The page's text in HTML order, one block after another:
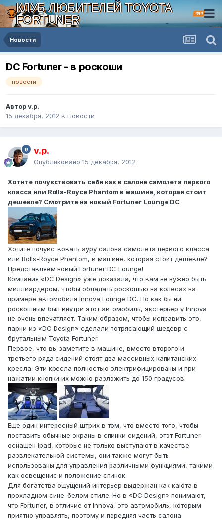
КЛУБ ЛЮБИТЕЛЕЙ TOYOTA
FORTUNER
4X4
Новости
DC Fortuner - в роскоши
новости
Автор v.p.
15 декабря, 2012 в Новости
v.p.
Опубликовано 15 декабря, 2012
Хотите почувствовать себя как в салоне самолета первого
класса или Rolls-Royce Phantom в машине, которая стоит
дешевле? Смотрите на новый Fortuner Lounge DC
Хотите почувствовать ауру салона самолета первого класса
или Rolls-Royce Phantom, в машине, которая стоит дешевле?
Представляем новый Fortuner DC Lounge!
Компания «DC Design» уже доказала, что вам не нужно быть
миллиардером, чтобы обладать роскошью на колесах на
примере автомобиля Innova Lounge DC. Но как бы ни
роскошным был внутри этот автомобиль, экстерьер у Innova
не очень впечатляет. Таким образом, чтобы исправить это,
парни из «DC Design» сделали потрясающий шедевр с
брутальным Toyota Fortuner.
Первое, что вы заметите в машине, вместо второго и
третьего ряда сидений стоят два массивных капитанских
кресла. Эти кресла полностью электрифицированы и при
нажатии кнопки их можно разложить до 150 градусов.
Еще один интересный штрих в том, что вместо того, чтобы
поставить обычные экраны в спинки сидений, этот Fortuner
оснащен Ipad, которые не только выступают в качестве
развлекательной системы, они также могут быть
использованы для управления различными функциями, такими
как освещение и положение спинок.
Для богатства ощущений интерьер выдержан как каюта в
прохладном сине-белом стиле. Но в «DC Design» понимают,
что Fortuner, в отличие от Innova, это автомобиль, которым
приятно управлять, поэтому и передняя часть салона